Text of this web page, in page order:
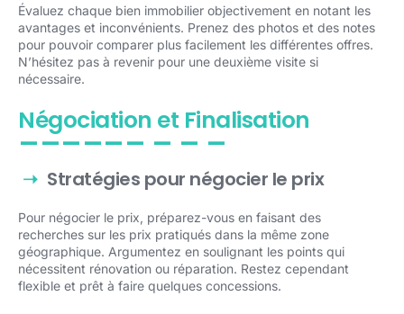
Évaluez chaque bien immobilier objectivement en notant les
avantages et inconvénients. Prenez des photos et des notes
pour pouvoir comparer plus facilement les différentes offres.
N’hésitez pas à revenir pour une deuxième visite si
nécessaire.
Négociation et Finalisation
Stratégies pour négocier le prix
Pour négocier le prix, préparez-vous en faisant des
recherches sur les prix pratiqués dans la même zone
géographique. Argumentez en soulignant les points qui
nécessitent rénovation ou réparation. Restez cependant
flexible et prêt à faire quelques concessions.